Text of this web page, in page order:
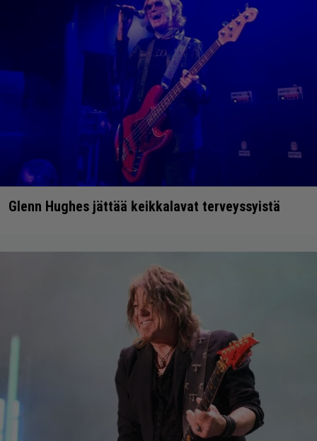
Glenn Hughes jättää keikkalavat terveyssyistä